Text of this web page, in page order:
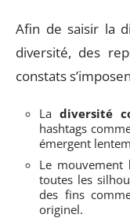
Afin de saisir la
diversité, des
constats
Ladiversité
hashtags
émergent
Le mouvement
toutes les
des fins
originel.